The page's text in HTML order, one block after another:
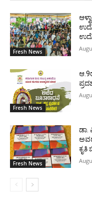
Fresh News
Fresh News
Fresh News
ಡಾ.